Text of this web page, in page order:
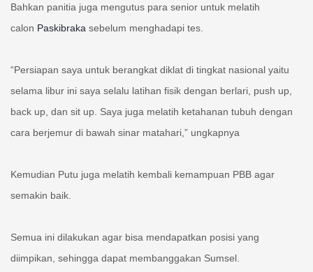
Bahkan panitia juga mengutus para senior untuk melatih
calon Paskibraka sebelum menghadapi tes.
“Persiapan saya untuk berangkat diklat di tingkat nasional yaitu
selama libur ini saya selalu latihan fisik dengan berlari, push up,
back up, dan sit up. Saya juga melatih ketahanan tubuh dengan
cara berjemur di bawah sinar matahari,” ungkapnya
Kemudian Putu juga melatih kembali kemampuan PBB agar
semakin baik.
Semua ini dilakukan agar bisa mendapatkan posisi yang
diimpikan, sehingga dapat membanggakan Sumsel.